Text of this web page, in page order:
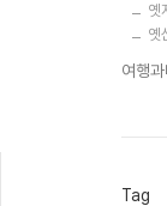
옛
옛
여행과
Tag